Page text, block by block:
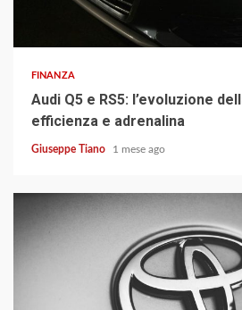
FINANZA
Audi Q5 e RS5: l’evoluzione
efficienza e adrenalina
Giuseppe Tiano 1 mese ago